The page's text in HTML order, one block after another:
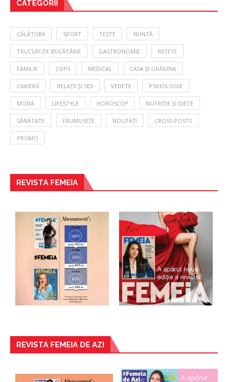
CATEGORII
CĂLĂTORII SPORT TESTE NUNTĂ
TRUCURI DE BUCĂTĂRIE GASTRONOMIE REȚETE
FAMILIE COPII MEDICAL CASA ȘI GRĂDINA
CARIERĂ RELAȚII ȘI SEX VEDETE PSIHOLOGIE
MODĂ LIFESTYLE HOROSCOP NUTRIȚIE ȘI DIETE
SĂNĂTATE FRUMUSEȚE NOUTĂȚI CROSS POSTS
PROMO
REVISTA FEMEIA
REVISTA FEMEIA DE AZI